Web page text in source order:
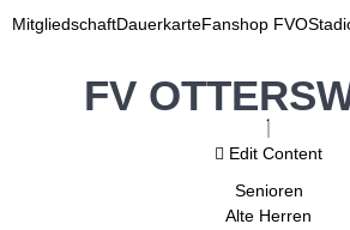
MitgliedschaftDauerkarteFanshop FVO
FV
Edit Content
Senioren
Alte Herren